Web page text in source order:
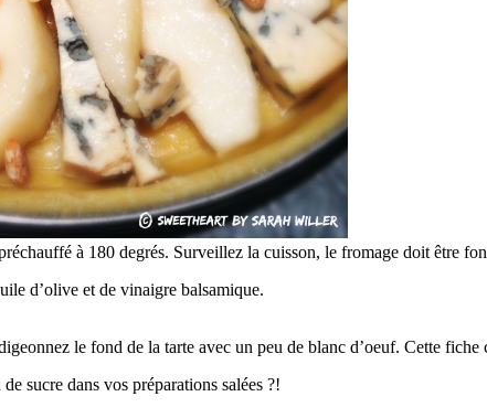
à 180 degrés. Surveillez la cuisson, le fromage doit être
d’olive et de vinaigre balsamique.
le fond de la tarte avec un peu de blanc d’oeuf. Cette
sucre dans vos préparations salées ?!